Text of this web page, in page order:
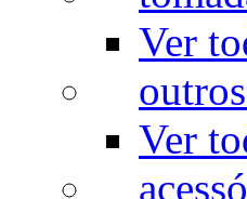
Ver
Ver